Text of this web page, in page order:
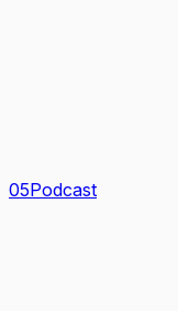
05Podcast